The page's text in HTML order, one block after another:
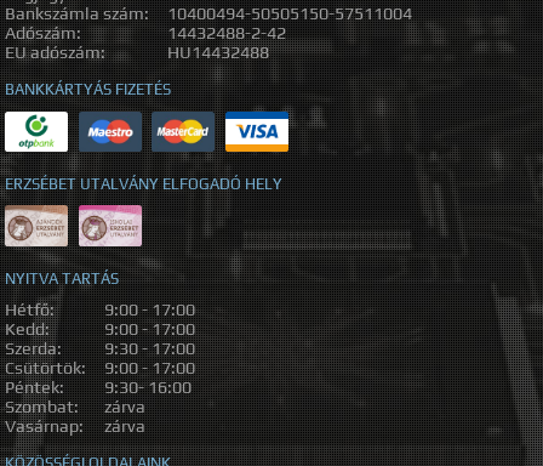
Bankszámla szám:
10400494-50505150-57511004
Adószám:
14432488-2-42
EU adószám:
HU14432488
BANKKÁRTYÁS FIZETÉS
ERZSÉBET UTALVÁNY ELFOGADÓ HELY
NYITVA TARTÁS
Hétfő:
9:00 - 17:00
Kedd:
9:00 - 17:00
Szerda:
9:30 - 17:00
Csütörtök:
9:00 - 17:00
Péntek:
9:30- 16:00
Szombat:
zárva
Vasárnap:
zárva